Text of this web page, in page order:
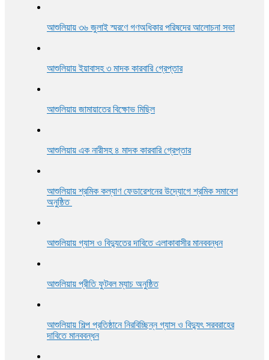
আশুলিয়ায় ৩৬ জুলাই স্মরণে গণঅধিকার পরিষদের আলোচনা সভা
আশুলিয়ায় ইয়াবাসহ ৩ মাদক কারবারি গ্রেপ্তার
আশুলিয়ায় জামায়াতের বিক্ষোভ মিছিল
আশুলিয়ায় এক নারীসহ ৪ মাদক কারবারি গ্রেপ্তার
আশুলিয়ায় শ্রমিক কল্যাণ ফেডারেশনের উদ্যোগে শ্রমিক সমাবেশ
অনুষ্ঠিত
আশুলিয়ায় গ্যাস ও বিদ্যুতের দাবিতে এলাকাবাসীর মানববন্ধন
আশুলিয়ায় প্রীতি ফুটবল ম্যাচ অনুষ্ঠিত
আশুলিয়ায় শিল্প প্রতিষ্ঠানে নিরবিচ্ছিন্ন গ্যাস ও বিদ্যুৎ সরবরাহের
দাবিতে মানববন্ধন